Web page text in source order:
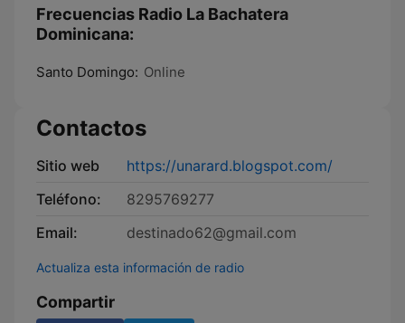
Frecuencias Radio La Bachatera
Dominicana:
Santo Domingo: Online
Contactos
Sitio web
https://unarard.blogspot.com/
Teléfono:
8295769277
Email:
destinado62@gmail.com
Actualiza esta información de radio
Compartir